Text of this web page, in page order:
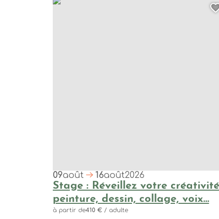
Stage : Réveillez votre
peinture, dessin, collage, voix…
à partir de410 € / adulte
09août 16août2026